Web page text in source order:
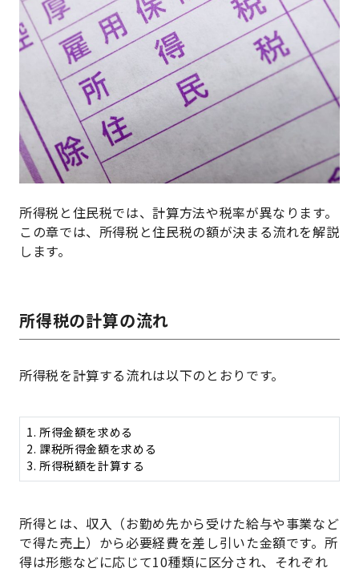
所得税と住民税では、計算方法や税率が異なります。
この章では、所得税と住民税の額が決まる流れを解説
します。
所得税の計算の流れ
所得税を計算する流れは以下のとおりです。
1. 所得金額を求める
2. 課税所得金額を求める
3. 所得税額を計算する
所得とは、収入（お勤め先から受けた給与や事業など
で得た売上）から必要経費を差し引いた金額です。所
得は形態などに応じて10種類に区分され、それぞれ